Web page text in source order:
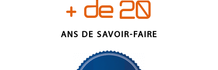
+ de 20
ANS DE SAVOIR-FAIRE